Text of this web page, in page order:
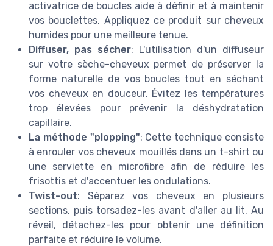
activatrice de boucles aide à définir et à maintenir
vos bouclettes. Appliquez ce produit sur cheveux
humides pour une meilleure tenue.
Diffuser, pas sécher: L'utilisation d'un diffuseur
sur votre sèche-cheveux permet de préserver la
forme naturelle de vos boucles tout en séchant
vos cheveux en douceur. Évitez les températures
trop élevées pour prévenir la déshydratation
capillaire.
La méthode "plopping": Cette technique consiste
à enrouler vos cheveux mouillés dans un t-shirt ou
une serviette en microfibre afin de réduire les
frisottis et d'accentuer les ondulations.
Twist-out: Séparez vos cheveux en plusieurs
sections, puis torsadez-les avant d'aller au lit. Au
réveil, détachez-les pour obtenir une définition
parfaite et réduire le volume.